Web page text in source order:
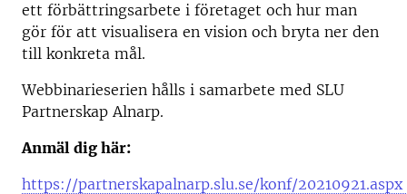
ett förbättringsarbete i företaget och hur man
gör för att visualisera en vision och bryta ner den
till konkreta mål.
Webbinarieserien hålls i samarbete med SLU
Partnerskap Alnarp.
Anmäl dig här:
https://partnerskapalnarp.slu.se/konf/20210921.aspx